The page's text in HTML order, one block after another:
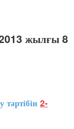
жылғы 8
2-